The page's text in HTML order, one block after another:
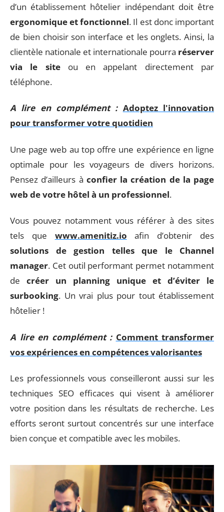
d’un établissement hôtelier indépendant doit être
ergonomique et fonctionnel. Il est donc important
de bien choisir son interface et les onglets. Ainsi, la
clientèle nationale et internationale pourra réserver
via le siteou en appelant directement par
téléphone.
A lire en complément : Adoptez l'innovation
pour transformer votre quotidien
Une page web au top offre une expérience en ligne
optimale pour les voyageurs de divers horizons.
Pensez d’ailleurs à confier la création de la page
web de votre hôtel à un professionnel.
Vous pouvez notamment vous référer à des sites
tels que www.amenitiz.io afin d’obtenir des
solutions de gestion telles que le Channel
manager. Cet outil performant permet notamment
de créer un planning unique et d’éviter le
surbooking. Un vrai plus pour tout établissement
hôtelier !
A lire en complément : Comment transformer
vos expériences en compétences valorisantes
Les professionnels vous conseilleront aussi sur les
techniques SEO efficaces qui visent à améliorer
votre position dans les résultats de recherche. Les
efforts seront surtout concentrés sur une interface
bien conçue et compatible avec les mobiles.